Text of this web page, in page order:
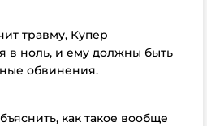
травму, Купер
в ноль, и ему должны быть
обвинения.
как такое вообще